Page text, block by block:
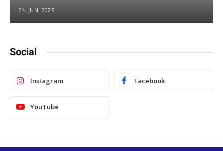
24. JUNI 2026
Social
Instagram Facebook
YouTube